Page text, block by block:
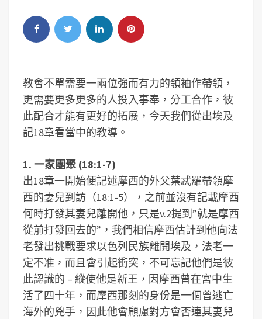
教會不單需要一兩位強而有力的領袖作帶領，
更需要更多更多的人投入事奉，分工合作，彼
此配合才能有更好的拓展，今天我們從出埃及
記18章看當中的教導。
1. 一家團聚 (18:1-7)
出18章一開始便記述摩西的外父葉忒羅帶領摩
西的妻兒到訪（18:1-5），之前並沒有記載摩西
何時打發其妻兒離開他，只是v.2提到”就是摩西
從前打發回去的”，我們相信摩西估計到他向法
老發出挑戰要求以色列民族離開埃及，法老一
定不准，而且會引起衝突，不可忘記他們是彼
此認識的 – 縱使他是新王，因摩西曾在宮中生
活了四十年，而摩西那刻的身份是一個曾逃亡
海外的兇手，因此他會顧慮對方會否連其妻兒